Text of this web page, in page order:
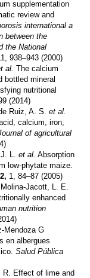
supplementation
review and
international a
between the
the National
938–943 (2000)
al. The calcium
bottled mineral
nutritional
(2014)
Ruiz, A. S. et al.
calcium, iron,
of agricultural
L. et al. Absorption
low-phytate maize.
1, 84–87 (2005)
Jacott, L. E.
enhanced
nutrition
Mendoza G
en albergues
Salud Pública
R. Effect of lime and